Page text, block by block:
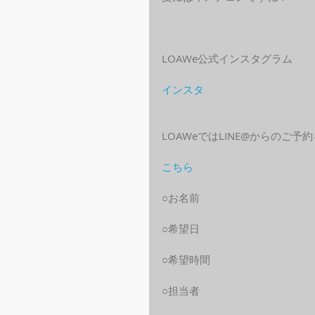
LOAWe公式インスタグラム
インスタ
LOAWeではLINE@からのご予
こちら
○お名前
○希望日
○希望時間
○担当者